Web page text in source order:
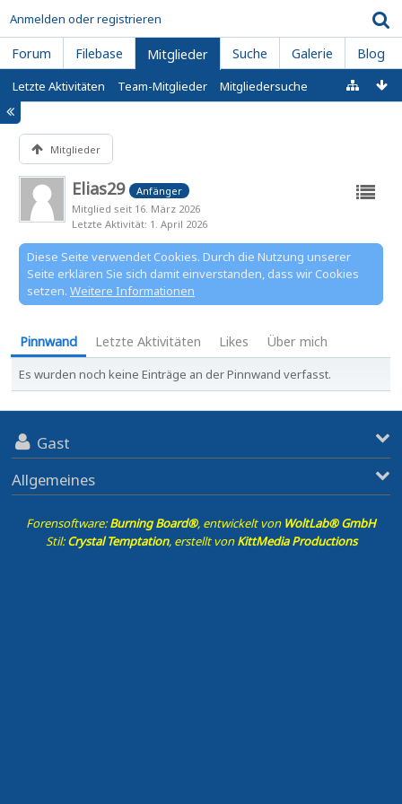
Anmelden oder registrieren
Forum Filebase Mitglieder Suche Galerie Blog
Letzte Aktivitäten Team-Mitglieder Mitgliedersuche
Mitglieder
Elias29
Anfänger
Mitglied seit 16. März 2026
Letzte Aktivität 1. April 2026
Diese Seite verwendet Cookies. Durch die Nutzung unserer
Seite erklären Sie sich damit einverstanden, dass wir Cookies
setzen. Weitere Informationen
Pinnwand Letzte Aktivitäten Likes Über mich
Es wurden noch keine Einträge an der Pinnwand verfasst.
Gast
Allgemeines
Forensoftware:Burning Board®, entwickelt von WoltLab® GmbH
Stil:Crystal Temptation, erstellt vonKittMedia Productions